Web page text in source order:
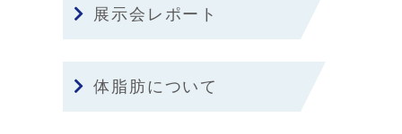
展示会レポート
体脂肪について